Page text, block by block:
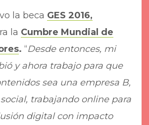
la beca GES 2016,
la Cumbre Mundial de
. “Desde entonces, mi
y ahora trabajo para que
sea una empresa B,
trabajando online para
digital con impacto